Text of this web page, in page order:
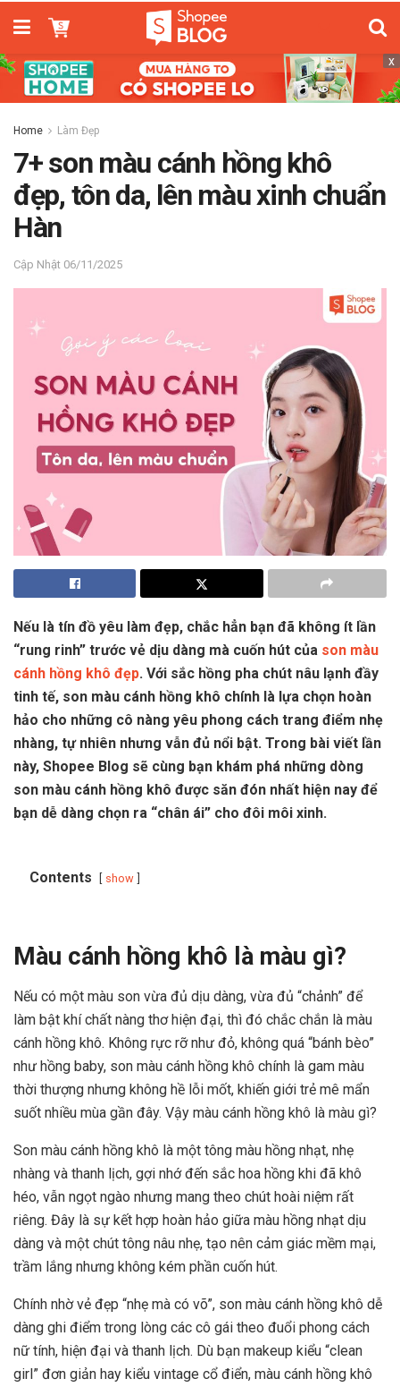
x
Home Làm Đẹp
7+ son màu cánh hồng khô
đẹp, tôn da, lên màu xinh chuẩn
Hàn
06/11/2025
Nếu là tín đồ yêu làm đẹp, chắc hẳn bạn đã không ít lần
“rung rinh” trước vẻ dịu dàng mà cuốn hút của son màu
cánh hồng khô đẹp. Với sắc hồng pha chút nâu lạnh đầy
tinh tế, son màu cánh hồng khô chính là lựa chọn hoàn
hảo cho những cô nàng yêu phong cách trang điểm nhẹ
nhàng, tự nhiên nhưng vẫn đủ nổi bật. Trong bài viết lần
này, Shopee Blog sẽ cùng bạn khám phá những dòng
son màu cánh hồng khô được săn đón nhất hiện nay để
bạn dễ dàng chọn ra “chân ái” cho đôi môi xinh.
Contents show
Màu cánh hồng khô là màu gì?
Nếu có một màu son vừa đủ dịu dàng, vừa đủ “chảnh” để
làm bật khí chất nàng thơ hiện đại, thì đó chắc chắn là màu
cánh hồng khô. Không rực rỡ như đỏ, không quá “bánh bèo”
như hồng baby, son màu cánh hồng khô chính là gam màu
thời thượng nhưng không hề lỗi mốt, khiến giới trẻ mê mẩn
suốt nhiều mùa gần đây. Vậy màu cánh hồng khô là màu gì?
Son màu cánh hồng khô là một tông màu hồng nhạt, nhẹ
nhàng và thanh lịch, gợi nhớ đến sắc hoa hồng khi đã khô
héo, vẫn ngọt ngào nhưng mang theo chút hoài niệm rất
riêng. Đây là sự kết hợp hoàn hảo giữa màu hồng nhạt dịu
dàng và một chút tông nâu nhẹ, tạo nên cảm giác mềm mại,
trầm lắng nhưng không kém phần cuốn hút.
Chính nhờ vẻ đẹp “nhẹ mà có võ”, son màu cánh hồng khô dễ
dàng ghi điểm trong lòng các cô gái theo đuổi phong cách
nữ tính, hiện đại và thanh lịch. Dù bạn makeup kiểu “clean
girl” đơn giản hay kiểu vintage cổ điển, màu cánh hồng khô